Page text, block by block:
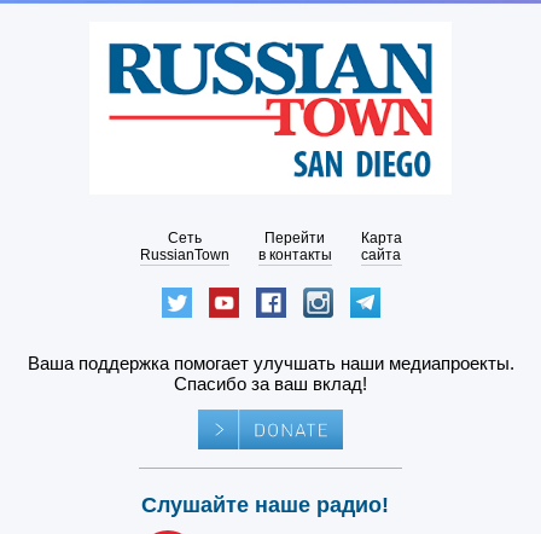
Сеть
RussianTown
Перейти
в контакты
Карта
сайта
Ваша поддержка помогает улучшать наши медиапроекты.
Спасибо за ваш вклад!
Слушайте наше радио!